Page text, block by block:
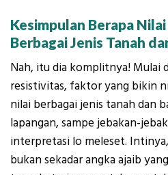
Kesimpulan Berapa
Berbagai Jenis Tanah
Nah, itu dia komplitnya! Mulai
resistivitas, faktor yang bikin
nilai berbagai jenis tanah dan
lapangan, sampe jebakan-
interpretasi lo meleset.
bukan sekadar angka ajaib